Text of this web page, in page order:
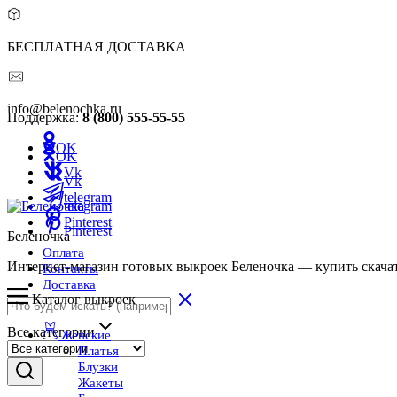
БЕСПЛАТНАЯ ДОСТАВКА
info@belenochka.ru
OK
Vk
telegram
Pinterest
Оплата
Контакты
Доставка
Поддержка:8 (800) 555-55-55
OK
Vk
telegram
Pinterest
Беленочка
Интернет-магазин готовых выкроек Беленочка — купить
Все категории
Каталог выкроек
Женские
Платья
Блузки
Жакеты